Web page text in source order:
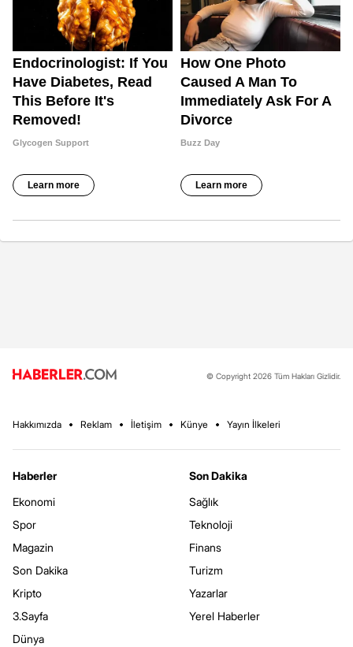
© Copyright 2026 Tüm Hakları Gizlidir.
Hakkımızda Reklam İletişim Künye Yayın İlkeleri
Haberler
Ekonomi
Spor
Magazin
Son Dakika
Kripto
3.Sayfa
Dünya
Son Dakika
Sağlık
Teknoloji
Finans
Turizm
Yazarlar
Yerel Haberler